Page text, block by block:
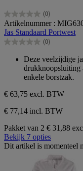
(0)
0.0
van
de
5
Artikelnummer :
Jas Standaard Portwest
(0)
0.0
sterren.
Deze veelzijdige
drukknoopsluiting
enkele borstzak.
€ 63,75 excl. BTW
€ 77,14 incl. BTW
Pakket van 2 € 31,88
Bekijk 7 opties
Dit artikel is momenteel